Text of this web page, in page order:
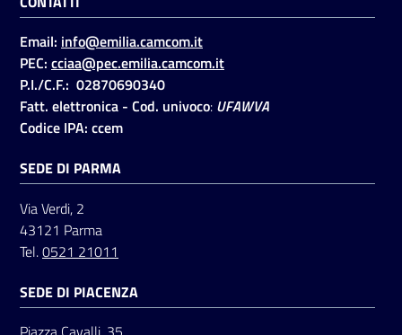
Email: info@emilia.camcom.it
PEC: cciaa@pec.emilia.camcom.it
P.I./C.F.: 02870690340
Fatt. elettronica - Cod. univoco: UFAWVA
Codice IPA: ccem
SEDE DI PARMA
Via Verdi, 2
43121 Parma
Tel.0521 21011
SEDE DI PIACENZA